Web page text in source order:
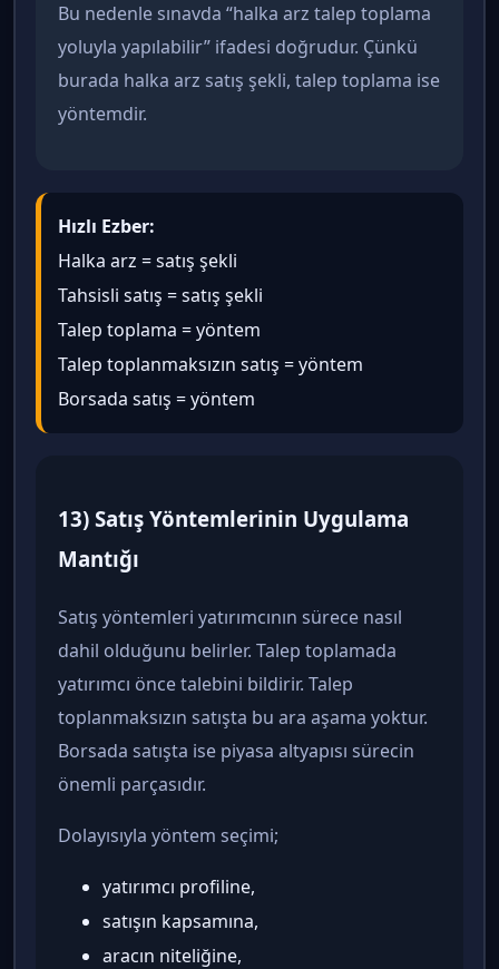
Bu nedenle sınavda “halka arz talep toplama
yoluyla yapılabilir” ifadesi doğrudur. Çünkü
burada halka arz satış şekli, talep toplama ise
yöntemdir.
Hızlı Ezber:
Halka arz = satış şekli
Tahsisli satış = satış şekli
Talep toplama = yöntem
Talep toplanmaksızın satış = yöntem
Borsada satış = yöntem
13) Satış Yöntemlerinin Uygulama
Mantığı
Satış yöntemleri yatırımcının sürece nasıl
dahil olduğunu belirler. Talep toplamada
yatırımcı önce talebini bildirir. Talep
toplanmaksızın satışta bu ara aşama yoktur.
Borsada satışta ise piyasa altyapısı sürecin
önemli parçasıdır.
Dolayısıyla yöntem seçimi;
yatırımcı profiline,
satışın kapsamına,
aracın niteliğine,